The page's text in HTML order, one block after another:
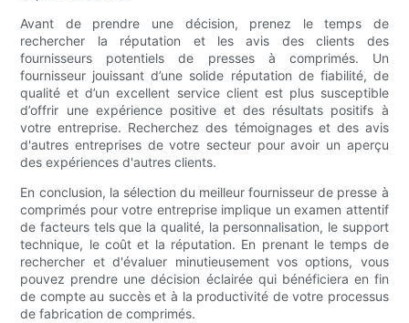
Avant de prendre une décision, prenez le temps de
rechercher la réputation et les avis des clients des
fournisseurs potentiels de presses à comprimés. Un
fournisseur jouissant d’une solide réputation de fiabilité, de
qualité et d’un excellent service client est plus susceptible
d’offrir une expérience positive et des résultats positifs à
votre entreprise. Recherchez des témoignages et des avis
d'autres entreprises de votre secteur pour avoir un aperçu
des expériences d'autres clients.
En conclusion, la sélection du meilleur fournisseur de presse à
comprimés pour votre entreprise implique un examen attentif
de facteurs tels que la qualité, la personnalisation, le support
technique, le coût et la réputation. En prenant le temps de
rechercher et d'évaluer minutieusement vos options, vous
pouvez prendre une décision éclairée qui bénéficiera en fin
de compte au succès et à la productivité de votre processus
de fabrication de comprimés.